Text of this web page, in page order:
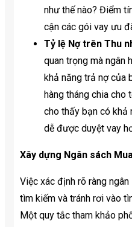
như thế nào? Điểm
cận các gói vay ưu
Tỷ lệ Nợ trên Thu
quan trọng mà ngân
khả năng trả nợ của
hàng tháng chia cho
cho thấy bạn có khả
dễ được duyệt vay
Xây dựng Ngân sách
Việc xác định rõ ràng
tìm kiếm và tránh rơi vào
Một quy tắc tham khảo